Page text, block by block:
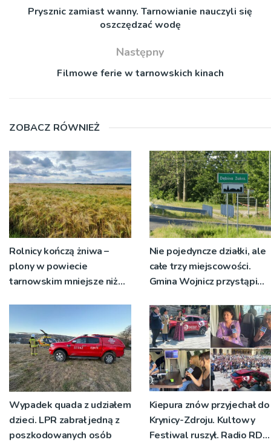
Prysznic zamiast wanny. Tarnowianie nauczyli się
oszczędzać wodę
Następny
Filmowe ferie w tarnowskich kinach
ZOBACZ RÓWNIEŻ
Rolnicy kończą żniwa –
plony w powiecie
tarnowskim mniejsze niż
Nie pojedyncze działki, ale
całe trzy miejscowości.
Gmina Wojnicz przystąpi
planistycznych
Wypadek quada z udziałem
dzieci. LPR zabrał jedną z
poszkodowanych osób
Kiepura znów przyjechał do
Krynicy-Zdroju. Kultowy
Festiwal ruszył. Radio RDN